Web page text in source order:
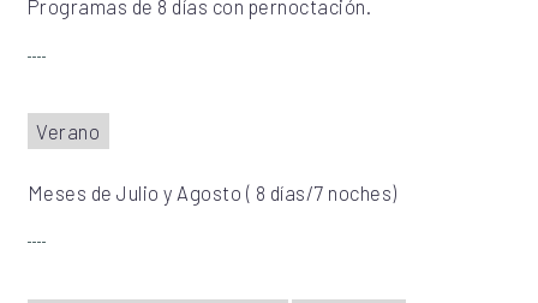
Programas de 8 días con pernoctación.
Verano
Meses de Julio y Agosto ( 8 días/7 noches)